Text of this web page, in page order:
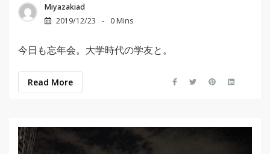
Miyazakiad
2019/12/23
0 Mins
今日も忘年会。大学時代の学友と。
Read More